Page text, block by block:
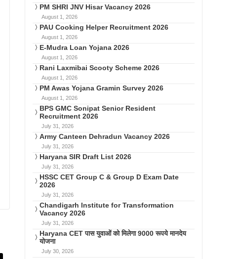
PM SHRI JNV Hisar Vacancy 2026
August 1, 2026
PAU Cooking Helper Recruitment 2026
August 1, 2026
E-Mudra Loan Yojana 2026
August 1, 2026
Rani Laxmibai Scooty Scheme 2026
August 1, 2026
PM Awas Yojana Gramin Survey 2026
August 1, 2026
BPS GMC Sonipat Senior Resident
Recruitment 2026
July 31, 2026
Army Canteen Dehradun Vacancy 2026
July 31, 2026
Haryana SIR Draft List 2026
July 31, 2026
HSSC CET Group C & Group D Exam Date
2026
July 31, 2026
Chandigarh Institute for Transformation
Vacancy 2026
July 31, 2026
Haryana CET पास युवाओं को मिलेगा 9000 रूपये मानदेय
योजना
July 30, 2026